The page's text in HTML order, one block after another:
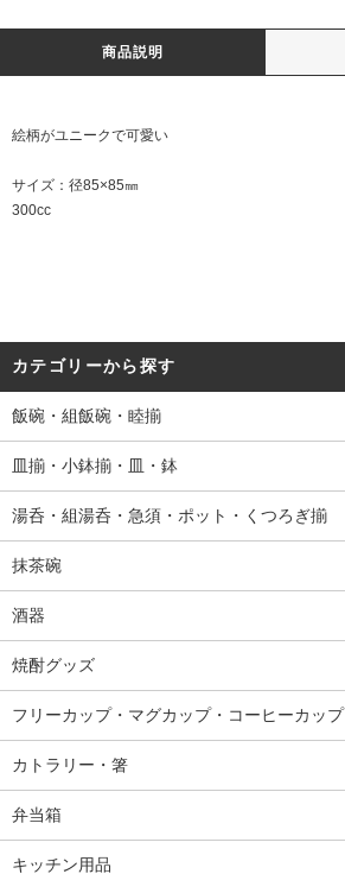
商品説明
絵柄がユニークで可愛い
サイズ：径85×85㎜
300cc
カテゴリーから探す
飯碗・組飯碗・睦揃
皿揃・小鉢揃・皿・鉢
湯呑・組湯呑・急須・ポット・くつろぎ揃
抹茶碗
酒器
焼酎グッズ
フリーカップ・マグカップ・コーヒーカップ
カトラリー・箸
弁当箱
キッチン用品